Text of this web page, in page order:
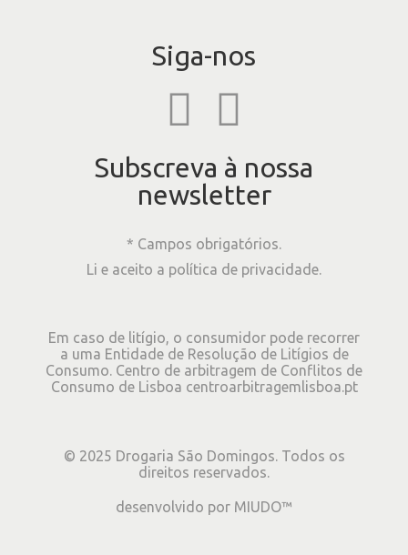
Siga-nos
Subscreva à nossa
newsletter
* Campos obrigatórios.
Li e aceito a política de privacidade.
Em caso de litígio, o consumidor pode recorrer
a uma Entidade de Resolução de Litígios de
Consumo. Centro de arbitragem de Conflitos de
Consumo de Lisboa centroarbitragemlisboa.pt
© 2025 Drogaria São Domingos. Todos os
direitos reservados.
desenvolvido por MIUDO™